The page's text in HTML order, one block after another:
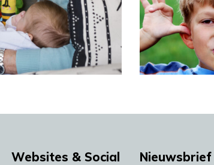
Websites & Social Nieuwsbrief